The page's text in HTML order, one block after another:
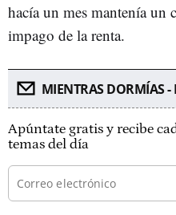
hacía un mes mantenía
impago de la renta.
MIENTRAS DORMÍAS -
Apúntate gratis y recibe
temas del día